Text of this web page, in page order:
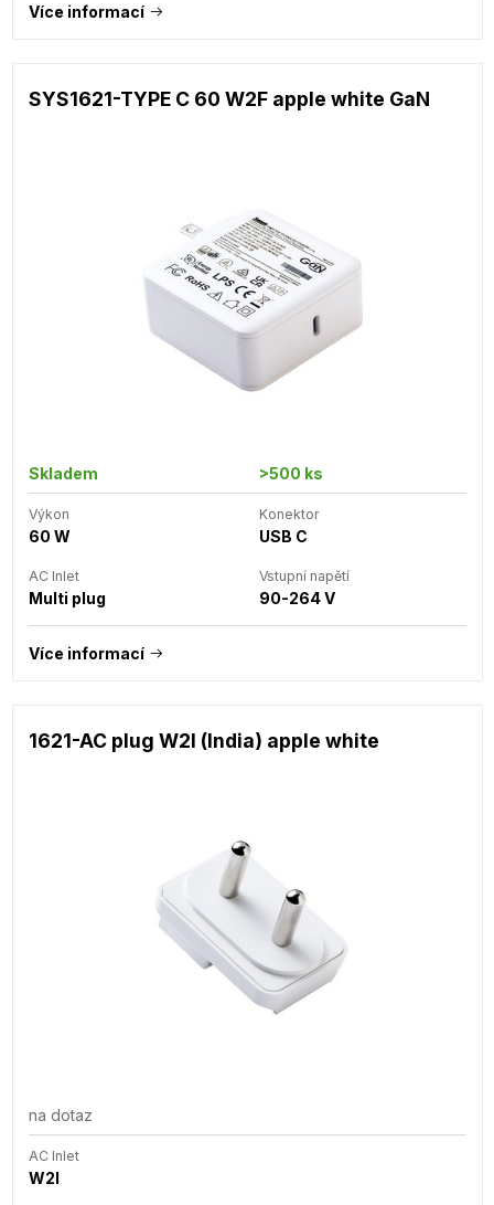
Více informací
SYS1621-TYPE C 60 W2F apple white GaN
Skladem >500 ks
Výkon
60 W
Konektor
USB C
AC Inlet
Multi plug
Vstupní napětí
90-264 V
Více informací
1621-AC plug W2I (India) apple white
na dotaz
AC Inlet
W2I